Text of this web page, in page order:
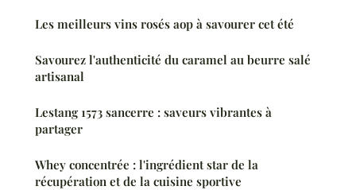
Les meilleurs vins rosés aop à savourer cet été
Savourez l'authenticité du caramel au beurre salé
artisanal
Lestang 1573 sancerre : saveurs vibrantes à
partager
Whey concentrée : l'ingrédient star de la
récupération et de la cuisine sportive